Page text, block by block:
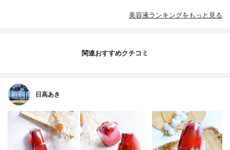
美容液ランキングをもっと見る
関連おすすめクチコミ
日高あき